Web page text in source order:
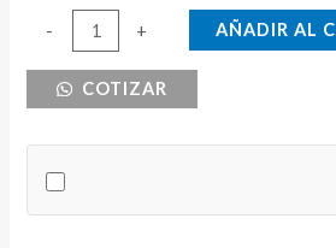
-
CONECTOR
2A2
+ AÑADIR AL
COTIZAR